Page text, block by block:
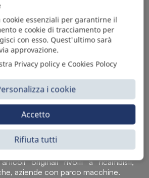
nella distribuzione e vendita di
off-highway. Riconosciuto in tutto
standard qualitativo dei prodotti a
la vendita B2B del ricco
originali rivolti a ricambisti,
aziende con parco macchine.
essenziali per garantirne il
e cookie di tracciamento per
con esso. Quest'ultimo sarà
approvazione.
Privacy policy e Cookies Polocy
i cookie
Rifiuta tutti
Accetto